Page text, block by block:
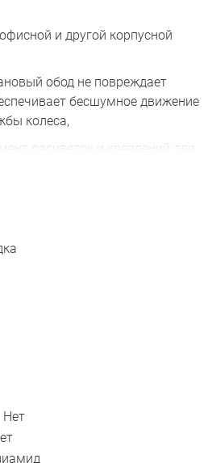
и другой корпусной
обод не повреждает
бесшумное движение
колеса,
расцветок и креплений для
площадка, шток, винт).
Нет